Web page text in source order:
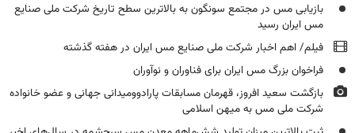
بازیابی مس در مجتمع سونگون به بالاترین سطح تاریخ شرکت ملی صنایع
مس ایران رسید
فیلم/ اهم اخبار شرکت ملی صنایع مس ایران در هفته گذشته
فراخوان بزرگ مس ایران برای فناوران و نوآوران
بازگشت سعید افروز، قهرمان مسابقات پارادوومیدانی جهانی و عضو خانواده
شرکت ملی مس به میهن اسلامی